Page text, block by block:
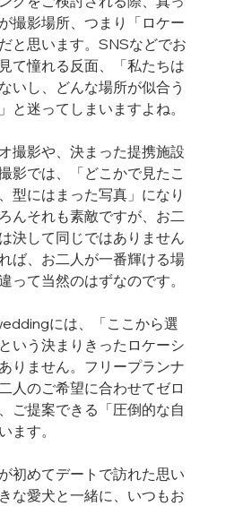
撮影場所、つまり「ロケー
と思います。SNSなどでお
て憧れる反面、「私たちは
いし、どんな場所が似合う
と迷ってしまいますよね。
撮影や、決まった提携施設
影では、「どこかで見たこ
型にはまった写真」になり
んそれも素敵ですが、お二
決して同じではありません
ば、お二人が一番輝ける場
って当然のはずなのです。
には、「ここから選
いう決まりきったロケーシ
りません。フリープランナ
人のご希望に合わせてゼロ
ご提案できる「圧倒的な自
ます。
初めてデートで訪れた思い
な愛犬と一緒に、いつもお